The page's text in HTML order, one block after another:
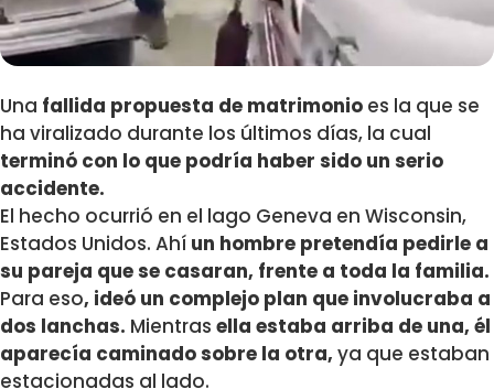
Una fallida propuesta de matrimonio es la que se
ha viralizado durante los últimos días, la cual
terminó con lo que podría haber sido un serio
accidente.
El hecho ocurrió en el lago Geneva en Wisconsin,
Estados Unidos. Ahí un hombre pretendía pedirle a
su pareja que se casaran, frente a toda la familia.
Para eso, ideó un complejo plan que involucraba a
dos lanchas. Mientras ella estaba arriba de una, él
aparecía caminado sobre la otra, ya que estaban
estacionadas al lado.